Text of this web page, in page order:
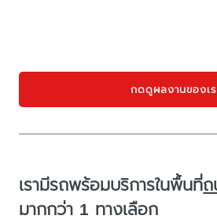
กดดูผลงานของเ
เรามีรถพร้อมบริการในพื้นที่
มากกว่า 1 ทางเลือก